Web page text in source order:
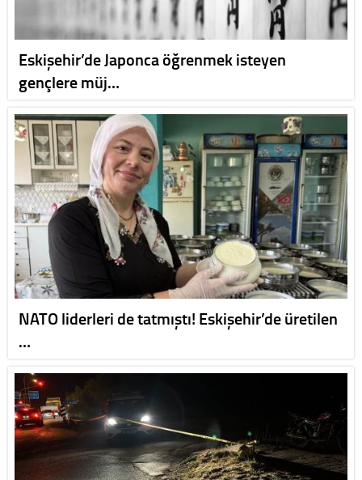
Eskişehir’de Japonca öğrenmek isteyen
gençlere müj…
NATO liderleri de tatmıştı! Eskişehir’de üretilen
…